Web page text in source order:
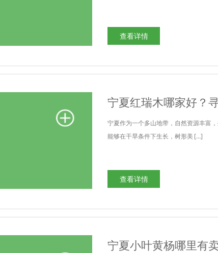
查看详情
宁夏红瑞木哪家好？
宁夏作为一个多山地带，自然资源丰富
能够在干旱条件下生长，树形美 […]
查看详情
宁夏小叶黄杨哪里有